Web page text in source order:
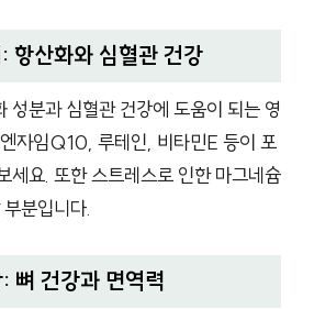
산화와 심혈관 건강
성분과 심혈관 건강에 도움이 되는 영
자임Q10, 루테인, 비타민E 등이 포
세요. 또한 스트레스로 인한 마그네슘
분입니다.
뼈 건강과 면역력